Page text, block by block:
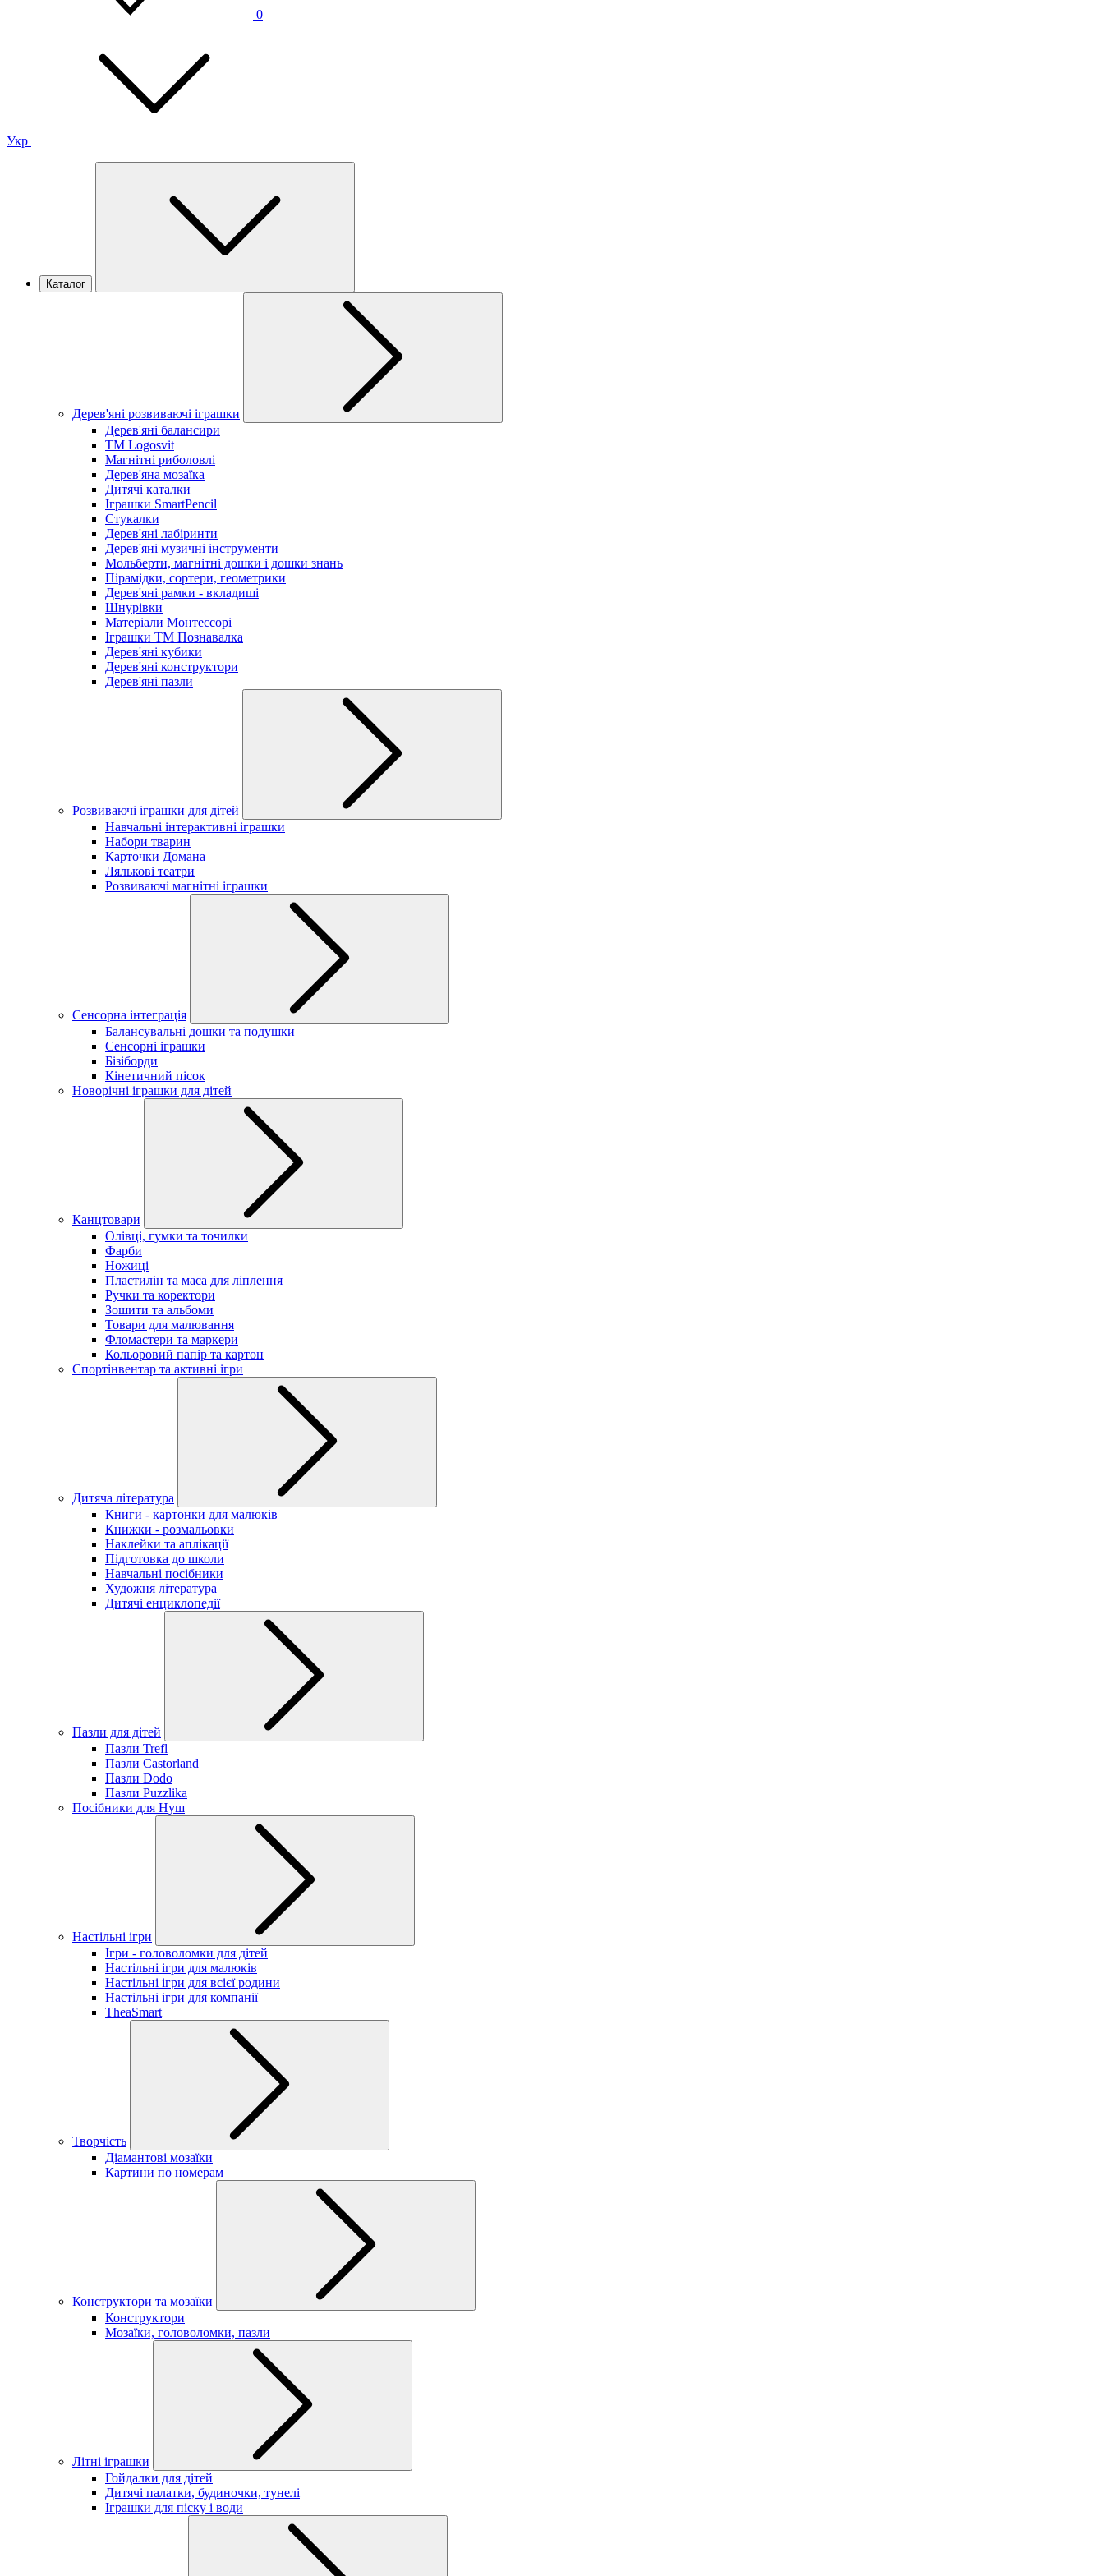
0
Укр
Каталог
Дерев'яні розвиваючі іграшки
Дерев'яні балансири
TM Logosvit
Магнітні риболовлі
Дерев'яна мозаїка
Дитячі каталки
Іграшки SmartPencil
Стукалки
Дерев'яні лабіринти
Дерев'яні музичні інструменти
Мольберти, магнітні дошки і дошки знань
Пірамідки, сортери, геометрики
Дерев'яні рамки - вкладиші
Шнурівки
Матеріали Монтессорі
Іграшки ТМ Познавалка
Дерев'яні кубики
Дерев'яні конструктори
Дерев'яні пазли
Розвиваючі іграшки для дітей
Навчальні інтерактивні іграшки
Набори тварин
Карточки Домана
Лялькові театри
Розвиваючі магнітні іграшки
Сенсорна інтеграція
Балансувальні дошки та подушки
Сенсорні іграшки
Бізіборди
Кінетичний пісок
Новорічні іграшки для дітей
Канцтовари
Олівці, гумки та точилки
Фарби
Ножиці
Пластилін та маса для ліплення
Ручки та коректори
Зошити та альбоми
Товари для малювання
Фломастери та маркери
Кольоровий папір та картон
Спортінвентар та активні ігри
Дитяча література
Книги - картонки для малюків
Книжки - розмальовки
Наклейки та аплікації
Підготовка до школи
Навчальні посібники
Художня література
Дитячі енциклопедії
Пазли для дітей
Пазли Trefl
Пазли Castorland
Пазли Dodo
Пазли Puzzlika
Посібники для Нуш
Настільні ігри
Ігри - головоломки для дітей
Настільні ігри для малюків
Настільні ігри для всієї родини
Настільні ігри для компанії
TheaSmart
Творчість
Діамантові мозаїки
Картини по номерам
Конструктори та мозаїки
Конструктори
Мозаїки, головоломки, пазли
Літні іграшки
Гойдалки для дітей
Дитячі палатки, будиночки, тунелі
Іграшки для піску і води